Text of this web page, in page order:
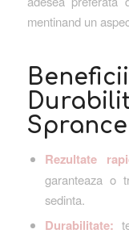
mentinand un
Rezultate
garanteaza o
sedinta.
Durabilitate: